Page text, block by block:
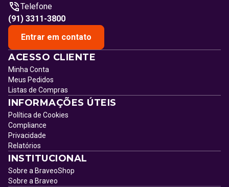
Telefone
(91) 3311-3800
Entrar em contato
ACESSO CLIENTE
Minha Conta
Meus Pedidos
Listas de Compras
INFORMAÇÕES ÚTEIS
Política de Cookies
Compliance
Privacidade
Relatórios
INSTITUCIONAL
Sobre a BraveoShop
Sobre a Braveo